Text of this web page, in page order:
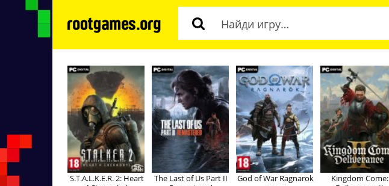
S.T.A.L.K.E.R. 2: Heart
The Last of Us Part II
God of War Ragnarok
Kingdom Come: